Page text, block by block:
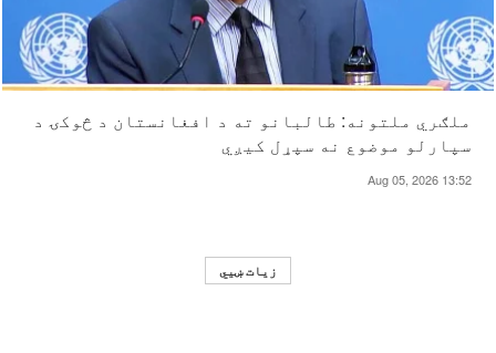
ملګري ملتونه: طالبانو ته د افغانستان د څوکۍ د
سپارلو موضوع نه سپړل کیږي
Aug 05, 2026 13:52
زیات ښيي